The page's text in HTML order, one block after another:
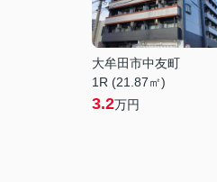
大牟田市中友町
1R (21.87㎡)
3.2万円